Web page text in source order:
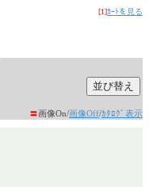
[1]ｶｰﾄを見る
〓画像On/画像Off/ｶﾀﾛｸﾞ表示